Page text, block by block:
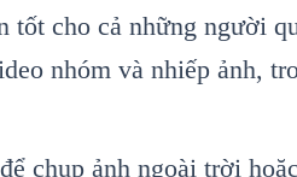
cho cả những người
nhóm và nhiếp ảnh,
chụp ảnh ngoài trời